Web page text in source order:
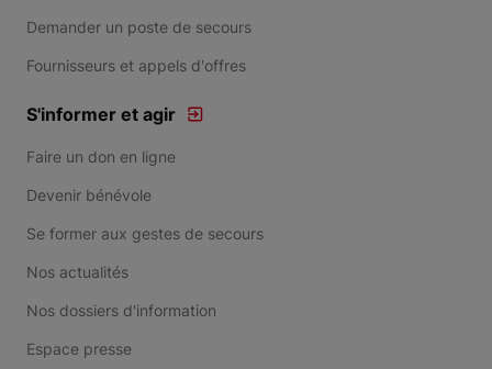
Demander un poste de secours
Fournisseurs et appels d'offres
S'informer et agir
Faire un don en ligne
Devenir bénévole
Se former aux gestes de secours
Nos actualités
Nos dossiers d'information
Espace presse